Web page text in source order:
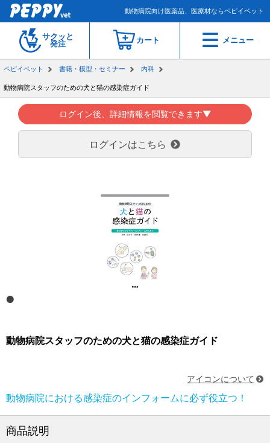
動物病院向け医薬品、医療材ならペピイベット
サクッと
発注
カート メニュー
ペピイベット 書籍・模型・セミナー 内科
動物病院スタッフのための犬と猫の感染症ガイド
ログイン後、詳細情報を閲覧できます▼
ログインはこちら
動物病院スタッフのための犬と猫の感染症ガイド
アイコンについて
動物病院における感染症のインフォームに必ず役立つ！
商品説明